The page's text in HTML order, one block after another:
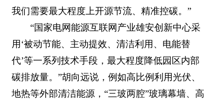
我们需要最大程度上开源节流、精准控碳。”
“国家电网能源互联网产业雄安创新中心采
用‘被动节能、主动提效、清洁利用、电能替
代’等一系列技术手段，最大程度降低园区内部
碳排放量。”胡向远说，例如高比例利用光伏、
地热等外部清洁能源，“三玻两腔”玻璃幕墙、高